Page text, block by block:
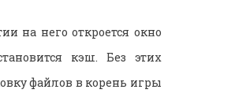
на него откроется окно
кэш. Без этих
файлов в корень игры